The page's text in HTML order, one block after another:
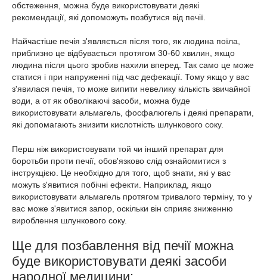
обстеження, можна буде використовувати деякі
рекомендації, які допоможуть позбутися від печії.
Найчастіше печія з'являється після того, як людина поїла,
приблизно це відбувається протягом 30-60 хвилин, якщо
людина після цього зробив нахили вперед. Так само це може
статися і при напруженні під час дефекації. Тому якщо у вас
з'явилася печія, то може випити невелику кількість звичайної
води, а от як обволікаючі засоби, можна буде
використовувати альмагель, фосфалюгель і деякі препарати,
які допомагають знизити кислотність шлункового соку.
Перш ніж використовувати той чи інший препарат для
боротьби проти печії, обов'язково слід ознайомитися з
інструкцією. Це необхідно для того, щоб знати, які у вас
можуть з'явитися побічні ефекти. Наприклад, якщо
використовувати альмагель протягом тривалого терміну, то у
вас може з'явитися запор, оскільки він сприяє зниженню
вироблення шлункового соку.
Ще для позбавлення від печії можна
буде використовувати деякі засоби
народної медицини: